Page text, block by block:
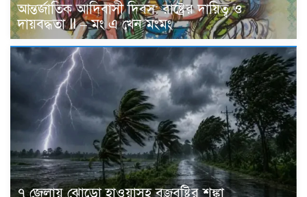
আন্তর্জাতিক আদিবাসী দিবস: রাষ্ট্রের দায়িত্ব ও
দায়বদ্ধতা II – মং এ খেন মংমং
৭ জেলায় ঝোড়ো হাওয়াসহ বজ্রবৃষ্টির শঙ্কা